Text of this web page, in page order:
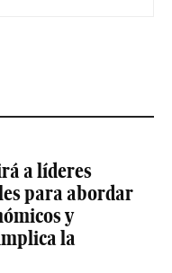
a líderes
para abordar
y
la